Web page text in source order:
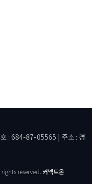
: 684-87-05565 | 주소 : 경
reserved. 커넥트온